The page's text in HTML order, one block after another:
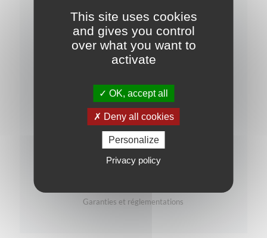
J'ai pris connaissance de la
politique de
confidentialité
Je souhaite rester informé(e) sur les
Garanties et réglementations
This site uses cookies
and gives you control
over what you want to
activate
OK, accept all
Deny all cookies
Personalize
Privacy policy